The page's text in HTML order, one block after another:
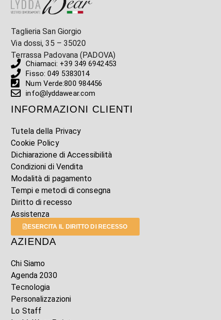
Taglieria San Giorgio
Via dossi, 35 – 35020
Terrassa Padovana (PADOVA)
Chiamaci: +39 349 6942453
Fisso: 049 5383014
Num Verde:800 984456
info@lyddawear.com
INFORMAZIONI CLIENTI
Tutela della Privacy
Cookie Policy
Dichiarazione di Accessibilità
Condizioni di Vendita
Modalità di pagamento
Tempi e metodi di consegna
Diritto di recesso
Assistenza
ESERCITA IL DIRITTO DI RECESSO
AZIENDA
Chi Siamo
Agenda 2030
Tecnologia
Personalizzazioni
Lo Staff